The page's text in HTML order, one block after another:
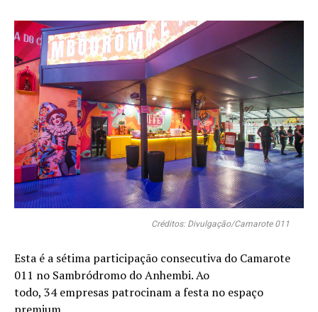
Créditos: Divulgação/Camarote 011
Esta é a sétima participação consecutiva do Camarote
011 no Sambródromo do Anhembi. Ao
todo, 34 empresas patrocinam a festa no espaço